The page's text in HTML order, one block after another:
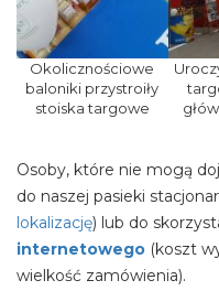
Okolicznościowe
baloniki przystroiły
stoiska targowe
Osoby, które nie mogą
do naszej pasieki
lokalizację) lub do
internetowego (koszt
wielkość zamówienia).